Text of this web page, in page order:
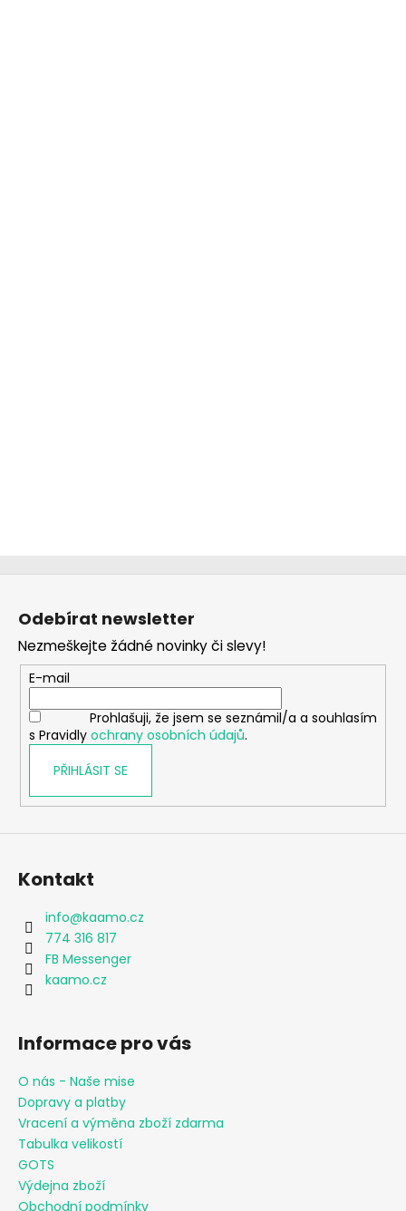
Z
Odebírat newsletter
Nezmeškejte žádné novinky či slevy!
E-mail
Prohlašuji, že jsem se seznámil/a a souhlasím
s Pravidly ochrany osobních údajů.
PŘIHLÁSIT SE
Kontakt
info@kaamo.cz
774 316 817
FB Messenger
kaamo.cz
Informace pro vás
O nás - Naše mise
Dopravy a platby
Vracení a výměna zboží zdarma
Tabulka velikostí
GOTS
Výdejna zboží
Obchodní podmínky